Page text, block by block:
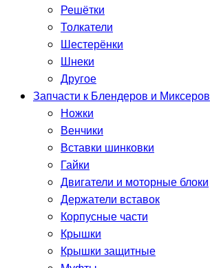
Решётки
Толкатели
Шестерёнки
Шнеки
Другое
Запчасти к Блендеров и Миксеров
Ножки
Венчики
Вставки шинковки
Гайки
Двигатели и моторные блоки
Держатели вставок
Корпусные части
Крышки
Крышки защитные